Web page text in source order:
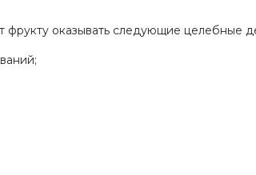
фрукту оказывать следующие целебные